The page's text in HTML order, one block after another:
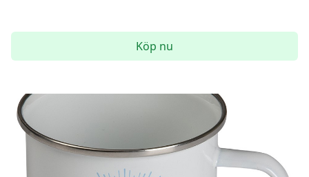
Köp nu